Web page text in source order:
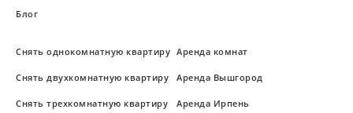
Блог
Снять однокомнатную квартиру
Снять двухкомнатную квартиру
Снять трехкомнатную квартиру
Аренда комнат
Аренда Вышгород
Аренда Ирпень